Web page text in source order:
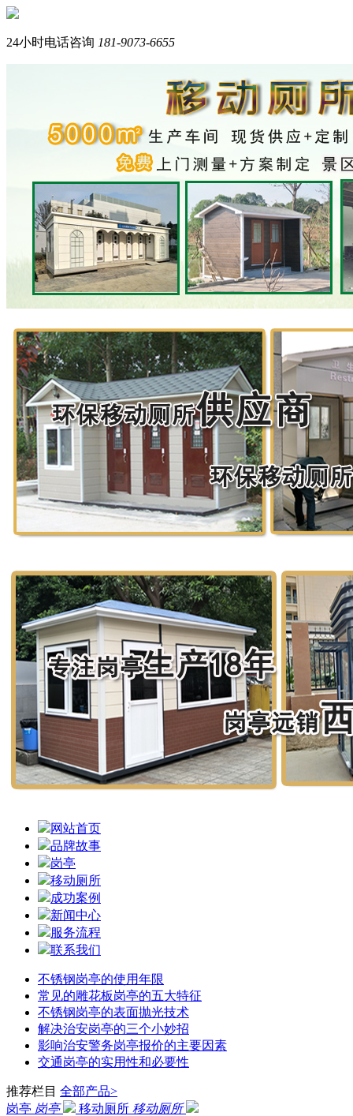
24小时电话咨询 181-9073-6655
网站首页
品牌故事
岗亭
移动厕所
成功案例
新闻中心
服务流程
联系我们
不锈钢岗亭的使用年限
常见的雕花板岗亭的五大特征
不锈钢岗亭的表面抛光技术
解决治安岗亭的三个小妙招
影响治安警务岗亭报价的主要因素
交通岗亭的实用性和必要性
推荐栏目 全部产品>
岗亭 岗亭 移动厕所 移动厕所
我是在线产品顾问，请问您需要什么产品？